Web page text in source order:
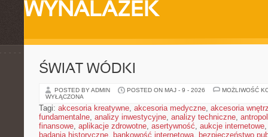
WYNALAZEK
ŚWIAT WÓDKI
POSTED BY ADMIN POSTED ON MAJ - 9 - 2026
MOŻLIWOŚĆ
WYŁĄCZONA
Tagi: akcesoria kreatywne, akcesoria medyczne, akcesoria
fundamentalne, analizy inwestycyjne, analizy techniczne,
finansowe, aplikacje zdrowotne, asertywność, aukcje internetowe
badania historyczne, bankowość internetowa, bezpieczeństwo